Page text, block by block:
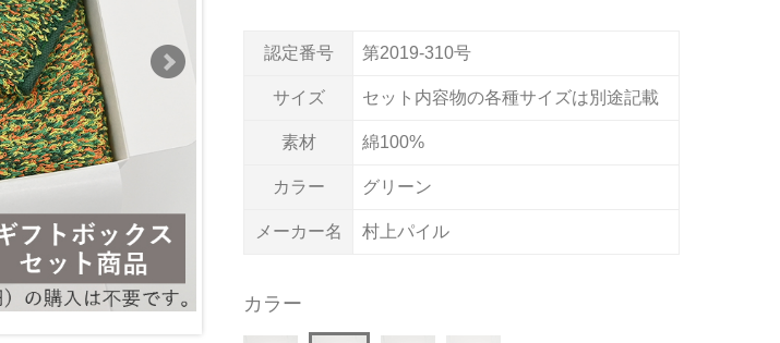
認定番号 第2019-310号
サイズ セット内容物の各種サイズは別途記載
素材 綿100%
カラー グリーン
メーカー名 村上パイル
カラー